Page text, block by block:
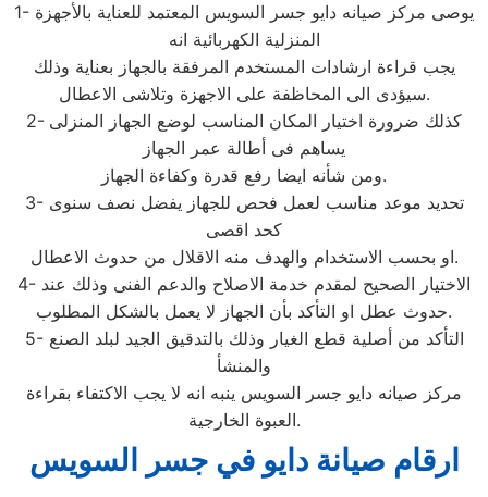
1- يوصى مركز صيانه دايو جسر السويس المعتمد للعناية بالأجهزة
المنزلية الكهربائية انه
يجب قراءة ارشادات المستخدم المرفقة بالجهاز بعناية وذلك
سيؤدى الى المحاظفة على الاجهزة وتلاشى الاعطال.
2- كذلك ضرورة اختيار المكان المناسب لوضع الجهاز المنزلى
يساهم فى أطالة عمر الجهاز
ومن شأنه ايضا رفع قدرة وكفاءة الجهاز.
3- تحديد موعد مناسب لعمل فحص للجهاز يفضل نصف سنوى
كحد اقصى
او بحسب الاستخدام والهدف منه الاقلال من حدوث الاعطال.
4- الاختيار الصحيح لمقدم خدمة الاصلاح والدعم الفنى وذلك عند
حدوث عطل او التأكد بأن الجهاز لا يعمل بالشكل المطلوب.
5- التأكد من أصلية قطع الغيار وذلك بالتدقيق الجيد لبلد الصنع
والمنشأ
مركز صيانه دايو جسر السويس ينبه انه لا يجب الاكتفاء بقراءة
العبوة الخارجية.
ارقام صيانة دايو في جسر السويس